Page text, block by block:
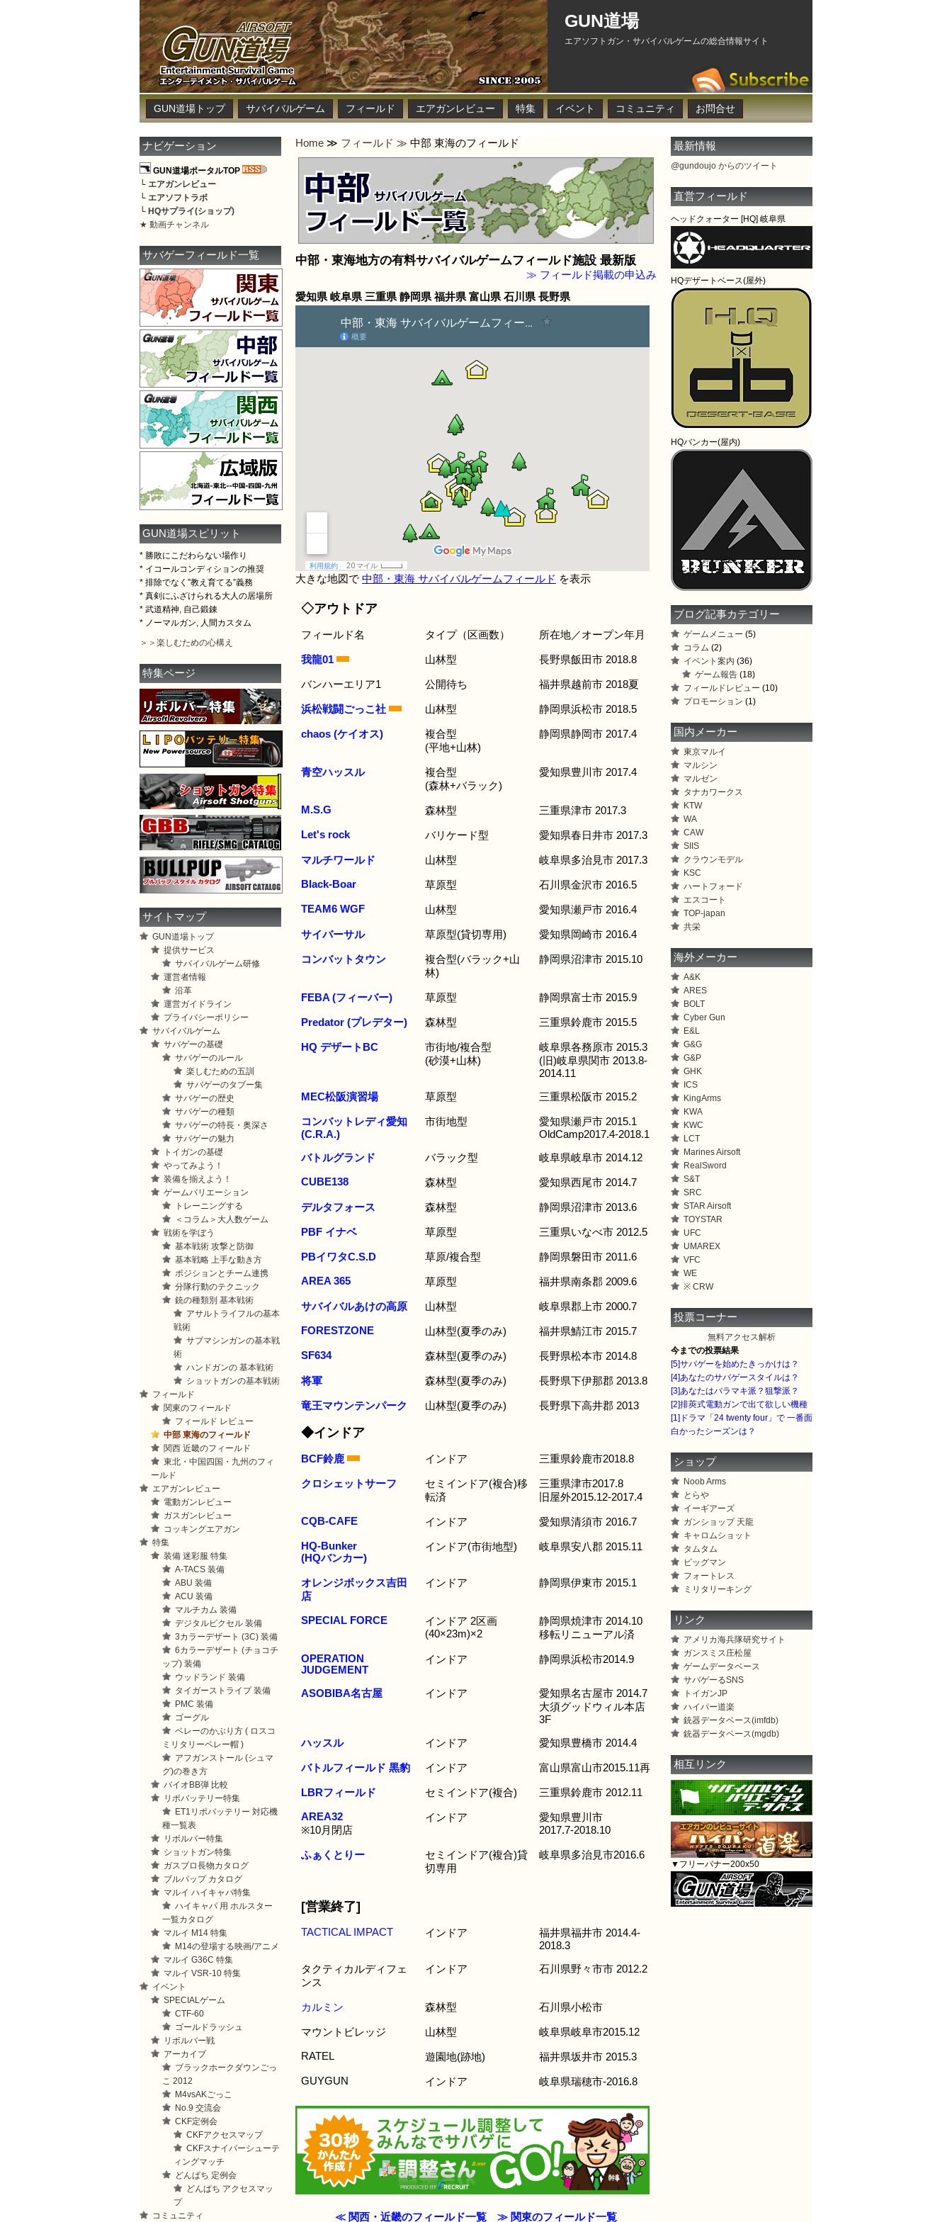
GUN道場
エアソフトガン・サバイバルゲームの総合情報サイト
GUN道場トップ サバイバルゲーム フィールド エアガンレビュー 特集 イベント コミュニティ お問合せ
Home ≫ フィールド ≫ 中部 東海のフィールド
中部・東海地方の有料サバイバルゲームフィールド施設 最新版
≫ フィールド掲載の申込み
愛知県 岐阜県 三重県 静岡県 福井県 富山県 石川県 長野県
大きな地図で 中部・東海 サバイバルゲームフィールド を表示
◇アウトドア
フィールド名 タイプ（区画数） 所在地／オープン年月
我龍01 山林型 長野県飯田市 2018.8
バンハーエリア1 公開待ち 福井県越前市 2018夏
浜松戦闘ごっこ社 山林型 静岡県浜松市 2018.5
chaos (ケイオス)
複合型
(平地+山林)
静岡県静岡市 2017.4
青空ハッスル
複合型
(森林+バラック)
愛知県豊川市 2017.4
M.S.G 森林型 三重県津市 2017.3
Let's rock バリケード型 愛知県春日井市 2017.3
マルチワールド 山林型 岐阜県多治見市 2017.3
Black-Boar 草原型 石川県金沢市 2016.5
TEAM6 WGF 山林型 愛知県瀬戸市 2016.4
サイバーサル 草原型(貸切専用) 愛知県岡崎市 2016.4
コンバットタウン
複合型(バラック+山
林)
静岡県沼津市 2015.10
FEBA (フィーバー) 草原型 静岡県富士市 2015.9
Predator (プレデター) 森林型 三重県鈴鹿市 2015.5
HQ デザートBC
市街地/複合型
(砂漠+山林)
岐阜県各務原市 2015.3
(旧)岐阜県関市 2013.8-
2014.11
MEC松阪演習場 草原型 三重県松阪市 2015.2
コンバットレディ愛知
(C.R.A.)
市街地型
愛知県瀬戸市 2015.1
OldCamp2017.4-2018.1
バトルグランド バラック型 岐阜県岐阜市 2014.12
CUBE138 森林型 愛知県西尾市 2014.7
デルタフォース 森林型 静岡県沼津市 2013.6
PBF イナベ 草原型 三重県いなべ市 2012.5
PBイワタC.S.D 草原/複合型 静岡県磐田市 2011.6
AREA 365 草原型 福井県南条郡 2009.6
サバイバルあけの高原 山林型 岐阜県郡上市 2000.7
FORESTZONE 山林型(夏季のみ) 福井県鯖江市 2015.7
SF634 森林型(夏季のみ) 長野県松本市 2014.8
将軍 森林型(夏季のみ) 長野県下伊那郡 2013.8
竜王マウンテンパーク 山林型(夏季のみ) 長野県下高井郡 2013
◆インドア
BCF鈴鹿 インドア 三重県鈴鹿市2018.8
クロシェットサーフ
セミインドア(複合)移
転済
三重県津市2017.8
旧屋外2015.12-2017.4
CQB-CAFE インドア 愛知県清須市 2016.7
HQ-Bunker
(HQバンカー)
インドア(市街地型) 岐阜県安八郡 2015.11
オレンジボックス吉田
店
インドア 静岡県伊東市 2015.1
SPECIAL FORCE
インドア 2区画
(40×23m)×2
静岡県焼津市 2014.10
移転リニューアル済
OPERATION
JUDGEMENT
インドア 静岡県浜松市2014.9
ASOBIBA名古屋 インドア
愛知県名古屋市 2014.7
大須グッドウィル本店
3F
ハッスル インドア 愛知県豊橋市 2014.4
バトルフィールド 黒豹 インドア 富山県富山市2015.11再
LBRフィールド セミインドア(複合) 三重県鈴鹿市 2012.11
AREA32
※10月閉店
インドア
愛知県豊川市
2017.7-2018.10
ふぁくとりー
セミインドア(複合)貸
切専用
岐阜県多治見市2016.6
[営業終了]
TACTICAL IMPACT インドア
福井県福井市 2014.4-
2018.3
タクティカルディフェ
ンス
インドア 石川県野々市市 2012.2
カルミン 森林型 石川県小松市
マウントビレッジ 山林型 岐阜県岐阜市2015.12
RATEL 遊園地(跡地) 福井県坂井市 2015.3
GUYGUN インドア 岐阜県瑞穂市-2016.8
≪ 関西・近畿のフィールド一覧 ≫ 関東のフィールド一覧
ナビゲーション
GUN道場ポータルTOP
└ エアガンレビュー
└ エアソフトラボ
└ HQサプライ(ショップ)
★ 動画チャンネル
サバゲーフィールド一覧
GUN道場スピリット
* 勝敗にこだわらない場作り
* イコールコンディションの推奨
* 排除でなく”教え育てる”義務
* 真剣にふざけられる大人の居場所
* 武道精神, 自己鍛錬
* ノーマルガン, 人間カスタム
＞＞楽しむための心構え
特集ページ
サイトマップ
GUN道場トップ
提供サービス
サバイバルゲーム研修
運営者情報
沿革
運営ガイドライン
プライバシーポリシー
サバイバルゲーム
サバゲーの基礎
サバゲーのルール
楽しむための五訓
サバゲーのタブー集
サバゲーの歴史
サバゲーの種類
サバゲーの特長・奥深さ
サバゲーの魅力
トイガンの基礎
やってみよう！
装備を揃えよう！
ゲームバリエーション
トレーニングする
＜コラム＞大人数ゲーム
戦術を学ぼう
基本戦術 攻撃と防御
基本戦略 上手な動き方
ポジションとチーム連携
分隊行動のテクニック
銃の種類別 基本戦術
アサルトライフルの基本
戦術
サブマシンガンの基本戦
術
ハンドガンの 基本戦術
ショットガンの基本戦術
フィールド
関東のフィールド
フィールド レビュー
中部 東海のフィールド
関西 近畿のフィールド
東北・中国四国・九州のフィ
ールド
エアガンレビュー
電動ガンレビュー
ガスガンレビュー
コッキングエアガン
特集
装備 迷彩服 特集
A-TACS 装備
ABU 装備
ACU 装備
マルチカム 装備
デジタルピクセル 装備
3カラーデザート (3C) 装備
6カラーデザート (チョコチ
ップ) 装備
ウッドランド 装備
タイガーストライプ 装備
PMC 装備
ゴーグル
ベレーのかぶり方 ( ロスコ
ミリタリーベレー帽 )
アフガンストール (シュマ
グ)の巻き方
バイオBB弾 比較
リポバッテリー特集
ET1リポバッテリー 対応機
種一覧表
リボルバー特集
ショットガン特集
ガスブロ長物カタログ
ブルパップ カタログ
マルイ ハイキャパ特集
ハイキャパ 用 ホルスター
一覧カタログ
マルイ M14 特集
M14の登場する映画/アニメ
マルイ G36C 特集
マルイ VSR-10 特集
イベント
SPECIALゲーム
CTF-60
ゴールドラッシュ
リボルバー戦
アーカイブ
ブラックホークダウンごっ
こ 2012
M4vsAKごっこ
No.9 交流会
CKF定例会
CKFアクセスマップ
CKFスナイパーシューテ
ィングマッチ
どんぱち 定例会
どんぱち アクセスマッ
プ
コミュニティ
最新情報
@gundoujo からのツイート
直営フィールド
ヘッドクォーター [HQ] 岐阜県
HQデザートベース(屋外)
HQバンカー(屋内)
ブログ記事カテゴリー
ゲームメニュー (5)
コラム (2)
イベント案内 (36)
ゲーム報告 (18)
フィールドレビュー (10)
プロモーション (1)
国内メーカー
東京マルイ
マルシン
マルゼン
タナカワークス
KTW
WA
CAW
SIIS
クラウンモデル
KSC
ハートフォード
エスコート
TOP-japan
共栄
海外メーカー
A&K
ARES
BOLT
Cyber Gun
E&L
G&G
G&P
GHK
ICS
KingArms
KWA
KWC
LCT
Marines Airsoft
RealSword
S&T
SRC
STAR Airsoft
TOYSTAR
UFC
UMAREX
VFC
WE
※ CRW
投票コーナー
無料アクセス解析
今までの投票結果
[5]サバゲーを始めたきっかけは？
[4]あなたのサバゲースタイルは？
[3]あなたはバラマキ派？狙撃派？
[2]排莢式電動ガンで出て欲しい機種
[1]ドラマ「24 twenty four」で 一番面
白かったシーズンは？
ショップ
Noob Arms
とらや
イーギアーズ
ガンショップ 天龍
キャロムショット
タムタム
ビッグマン
フォートレス
ミリタリーキング
リンク
アメリカ海兵隊研究サイト
ガンスミス庄松屋
ゲームデータベース
サバゲーるSNS
トイガンJP
ハイパー道楽
銃器データベース(imfdb)
銃器データベース(mgdb)
相互リンク
▼フリーバナー200x50